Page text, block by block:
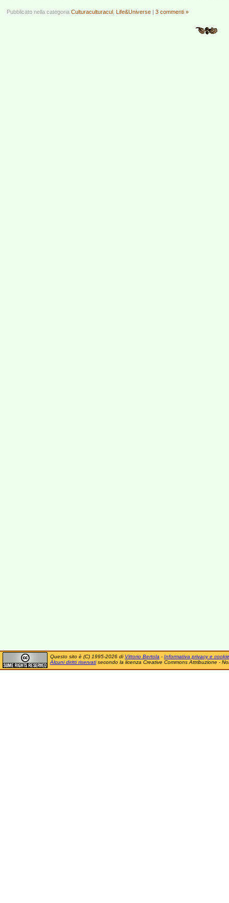
Pubblicato nella categoria Culturaculturacul Life&Universe | 3 commenti »
Questo sito è (C) 1995-2026 di Vittorio Bertola - Informativa privacy e cookie
Alcuni diritti riservatisecondo la licenza Creative Commons Attribuzione -